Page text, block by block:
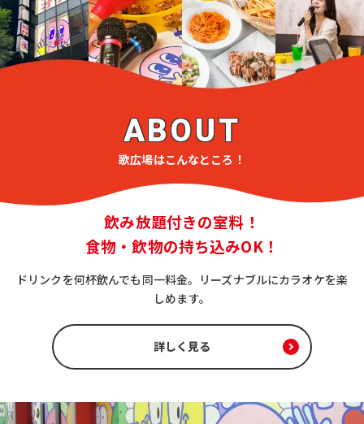
ABOUT
歌広場はこんなところ！
飲み放題付きの室料！
食物・飲物の持ち込みOK！
ドリンクを何杯飲んでも同一料金。リーズナブルにカラオケを楽
しめます。
詳しく見る